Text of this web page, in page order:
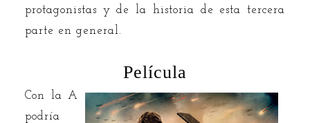
protagonistas y de la historia de esta tercera
parte en general.
Película
Con la A
podría